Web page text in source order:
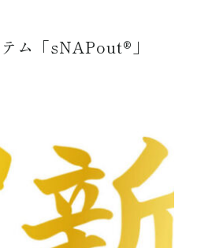
ム「sNAPout®」